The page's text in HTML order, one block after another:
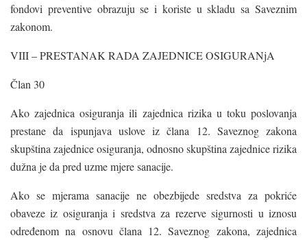
fondovi preventive obrazuju se i koriste u skladu sa Saveznim
zakonom.
VIII – PRESTANAK RADA ZAJEDNICE OSIGURANjA
Član 30
Ako zajednica osiguranja ili zajednica rizika u toku poslovanja
prestane da ispunjava uslove iz člana 12. Saveznog zakona
skupština zajednice osiguranja, odnosno skupština zajednice rizika
dužna je da pred uzme mjere sanacije.
Ako se mjerama sanacije ne obezbijede sredstva za pokriće
obaveze iz osiguranja i sredstva za rezerve sigurnosti u iznosu
određenom na osnovu člana 12. Saveznog zakona, zajednica